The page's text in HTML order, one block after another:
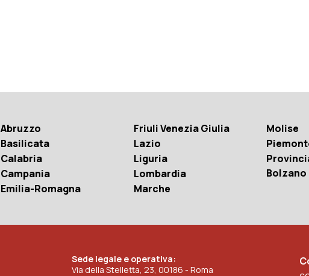
Abruzzo
Basilicata
Calabria
Campania
Emilia-Romagna
Friuli Venezia Giulia
Lazio
Liguria
Lombardia
Marche
Molise
Bolzano
Sede legale e operativa:
Via della Stelletta, 23, 00186 - Roma